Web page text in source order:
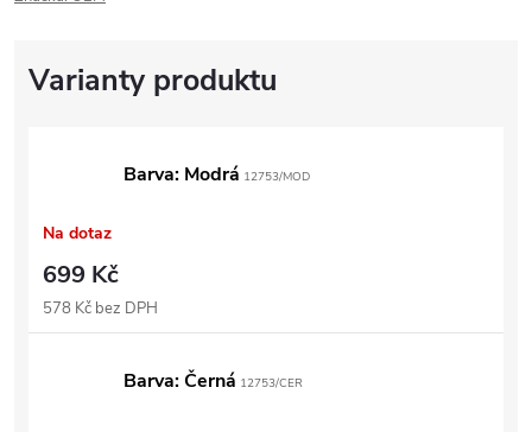
Barva: Modrá 12753/MOD
Na dotaz
699 Kč
578 Kč bez DPH
Barva: Černá 12753/CER